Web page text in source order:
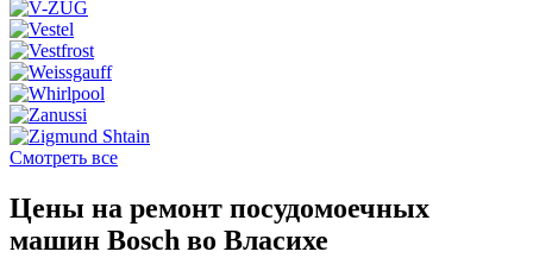
Смотреть все
Цены на ремонт посудомоечных
машин Bosch во Власихе